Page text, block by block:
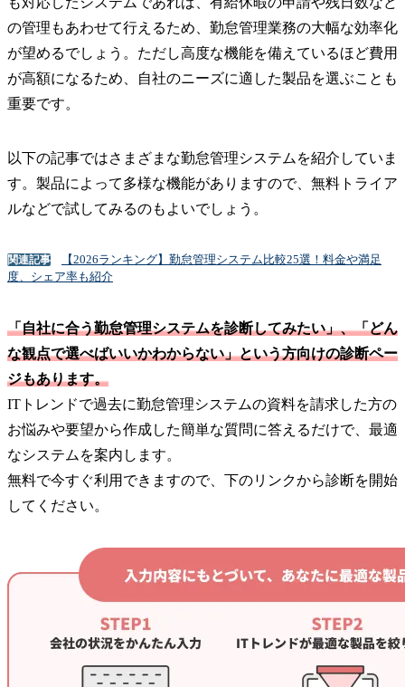
の管理もあわせて行えるため、勤怠管理業務の大幅な効率化
が望めるでしょう。ただし高度な機能を備えているほど費用
が高額になるため、自社のニーズに適した製品を選ぶことも
重要です。
以下の記事ではさまざまな勤怠管理システムを紹介していま
す。製品によって多様な機能がありますので、無料トライア
ルなどで試してみるのもよいでしょう。
関連記事
【2026ランキング】勤怠管理システム比較25選！料金や満足
度、シェア率も紹介
「自社に合う勤怠管理システムを診断してみたい」、「どん
な観点で選べばいいかわからない」という方向けの診断ペー
ジもあります。
ITトレンドで過去に勤怠管理システムの資料を請求した方の
お悩みや要望から作成した簡単な質問に答えるだけで、最適
なシステムを案内します。
無料で今すぐ利用できますので、下のリンクから診断を開始
してください。